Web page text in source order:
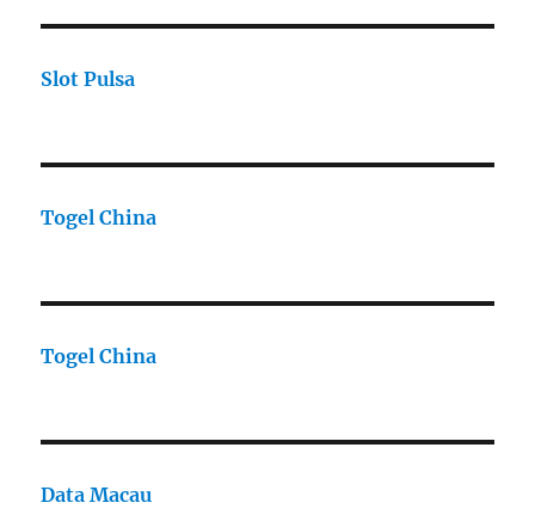
Slot Pulsa
Togel China
Togel China
Data Macau